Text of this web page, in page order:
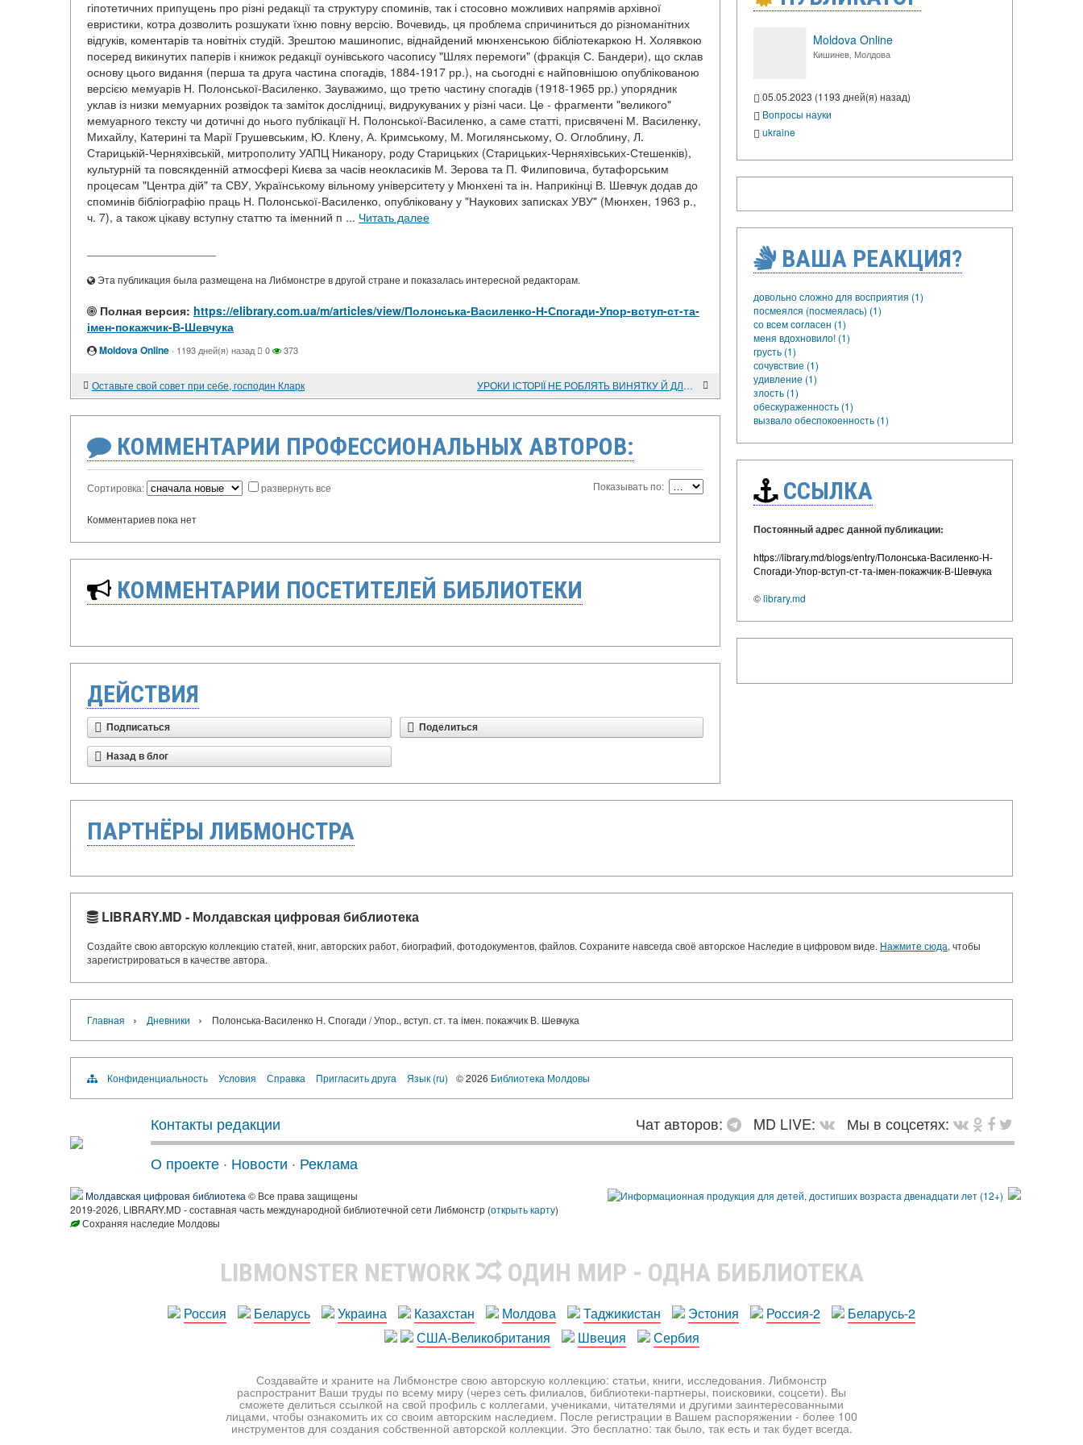
гіпотетичних припущень про різні редакції та структуру споминів, так і стосовно можливих напрямів архівної
евристики, котра дозволить розшукати їхню повну версію. Вочевидь, ця проблема спричиниться до різноманітних
відгуків, коментарів та новітніх студій. Зрештою машинопис, віднайдений мюнхенською бібліотекаркою Н. Холявкою
посеред викинутих паперів і книжок редакції оунівського часопису "Шлях перемоги" (фракція С. Бандери), що склав
основу цього видання (перша та друга частина спогадів, 1884-1917 рр.), на сьогодні є найповнішою опублікованою
версією мемуарів Н. Полонської-Василенко. Зауважимо, що третю частину спогадів (1918-1965 рр.) упорядник
уклав із низки мемуарних розвідок та заміток дослідниці, видрукуваних у різні часи. Це - фрагменти "великого"
мемуарного тексту чи дотичні до нього публікації Н. Полонської-Василенко, а саме статті, присвячені М. Василенку,
Михайлу, Катерині та Марії Грушевським, Ю. Клену, А. Кримському, М. Могилянському, О. Оглоблину, Л.
Старицькій-Черняхівській, митрополиту УАПЦ Никанору, роду Старицьких (Старицьких-Черняхівських-Стешенків),
культурній та повсякденній атмосфері Києва за часів неокласиків М. Зерова та П. Филиповича, бутафорським
процесам "Центра дій" та СВУ, Українському вільному університету у Мюнхені та ін. Наприкінці В. Шевчук додав до
споминів бібліографію праць Н. Полонської-Василенко, опубліковану у "Наукових записках УВУ" (Мюнхен, 1963 р.,
ч. 7), а також цікаву вступну статтю та іменний п ... Читать далее
Эта публикация была размещена на Либмонстре в другой стране и показалась интересной редакторам.
Полная версия: https://elibrary.com.ua/m/articles/view/Полонська-Василенко-Н-Спогади-Упор-вступ-ст-та-
імен-покажчик-В-Шевчука
Moldova Online · 1193 дней(я) назад 0 373
Оставьте свой совет при себе, господин Кларк УРОКИ ІСТОРІЇ НЕ РОБЛЯТЬ ВИНЯТКУ Й ДЛЯ ФОЛЬКЛОРИСТИКИ
КОММЕНТАРИИ ПРОФЕССИОНАЛЬНЫХ АВТОРОВ:
Сортировка: развернуть все Показывать по:
Комментариев пока нет
КОММЕНТАРИИ ПОСЕТИТЕЛЕЙ БИБЛИОТЕКИ
ДЕЙСТВИЯ
Подписаться Поделиться
Назад в блог
Moldova Online
Кишинев, Молдова
05.05.2023 (1193 дней(я) назад)
Вопросы науки
ukraine
ВАША РЕАКЦИЯ?
довольно сложно для восприятия (1)
посмеялся (посмеялась) (1)
со всем согласен (1)
меня вдохновило! (1)
грусть (1)
сочувствие (1)
удивление (1)
злость (1)
обескураженность (1)
вызвало обеспокоенность (1)
ССЫЛКА
Постоянный адрес данной публикации:
https://library.md/blogs/entry/Полонська-Василенко-Н-
Спогади-Упор-вступ-ст-та-імен-покажчик-В-Шевчука
©library.md
ПАРТНЁРЫ ЛИБМОНСТРА
LIBRARY.MD - Молдавская цифровая библиотека
Создайте свою авторскую коллекцию статей, книг, авторских работ, биографий, фотодокументов, файлов. Сохраните навсегда своё авторское Наследие в цифровом виде. Нажмите сюда, чтобы
зарегистрироваться в качестве автора.
Главная › Дневники › Полонська-Василенко Н. Спогади / Упор., вступ. ст. та імен. покажчик В. Шевчука
Конфиденциальность Условия Справка Пригласить друга Язык (ru) © 2026 Библиотека Молдовы
Контакты редакции Чат авторов: MD LIVE:
Мы в соцсетях:
О проекте · Новости · Реклама
Молдавская цифровая библиотека © Все права защищены
2019-2026, LIBRARY.MD - составная часть международной библиотечной сети Либмонстр (открыть карту)
Сохраняя наследие Молдовы
LIBMONSTER NETWORK ОДИН МИР - ОДНА БИБЛИОТЕКА
Россия Беларусь Украина Казахстан Молдова Таджикистан Эстония Россия-2
Беларусь-2
США-Великобритания
Швеция Сербия
Создавайте и храните на Либмонстре свою авторскую коллекцию: статьи, книги, исследования. Либмонстр
распространит Ваши труды по всему миру (через сеть филиалов, библиотеки-партнеры, поисковики, соцсети). Вы
сможете делиться ссылкой на свой профиль с коллегами, учениками, читателями и другими заинтересованными
лицами, чтобы ознакомить их со своим авторским наследием. После регистрации в Вашем распоряжении - более 100
инструментов для создания собственной авторской коллекции. Это бесплатно: так было, так есть и так будет всегда.